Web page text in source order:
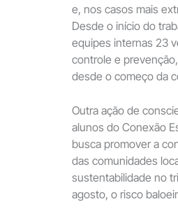
e, nos casos mais
Desde o início do
equipes internas 23
controle e
desde o começo da
Outra ação de
alunos do Conexão
busca promover a
das comunidades
sustentabilidade no
agosto, o risco